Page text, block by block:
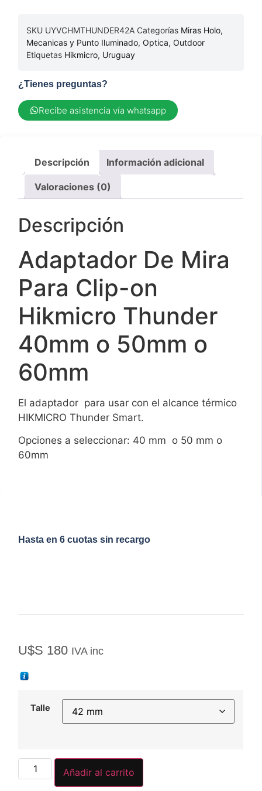
SKU UYVCHMTHUNDER42A Categorías Miras Holo,
Mecanicas y Punto Iluminado,Optica,Outdoor
Etiquetas Hikmicro, Uruguay
¿Tienes preguntas?
Recibe asistencia vía whatsapp
Descripción Información adicional
Valoraciones (0)
Descripción
Adaptador De Mira
Para Clip-on
Hikmicro Thunder
40mm o 50mm o
60mm
El adaptador para usar con el alcance térmico
HIKMICRO Thunder Smart.
Opciones a seleccionar: 40 mm o 50 mm o
60mm
Hasta en 6 cuotas sin recargo
U$S 180 IVA inc
Talle
Añadir al carrito